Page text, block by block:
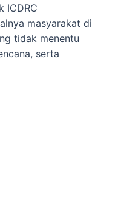
ICDRC
masyarakat di
tidak menentu
serta